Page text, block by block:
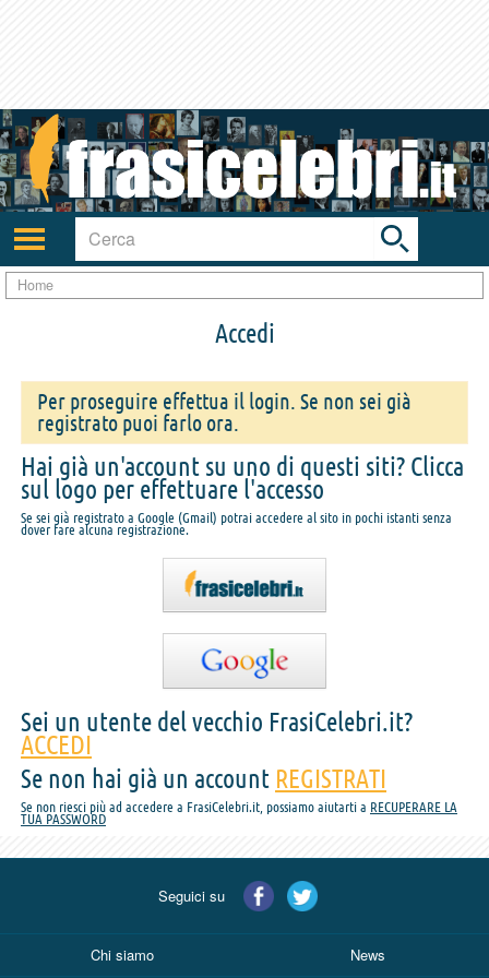
Attiva/disattiva
navigazione
Toggle
search
bar
Home
Accedi
Per proseguire effettua il login. Se non sei già
registrato puoi farlo ora.
Hai già un'account su uno di questi siti? Clicca
sul logo per effettuare l'accesso
Se sei già registrato a Google (Gmail) potrai accedere al sito in pochi istanti senza
dover fare alcuna registrazione.
Sei un utente del vecchio FrasiCelebri.it?
ACCEDI
Se non hai già un account REGISTRATI
Se non riesci più ad accedere a FrasiCelebri.it, possiamo aiutarti a RECUPERARE LA
TUA PASSWORD
Seguici su
Chi siamo News